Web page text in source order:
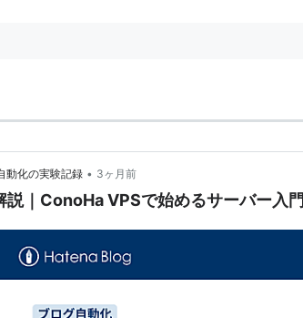
動化の実験記録 • 3ヶ月前
｜ConoHa VPSで始めるサーバー入門